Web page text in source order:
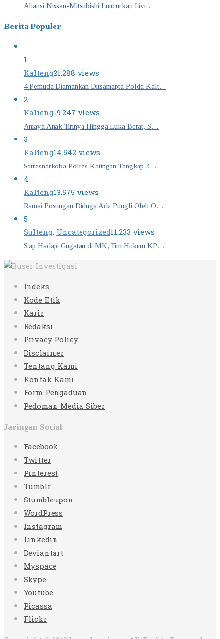
Aliansi Nissan-Mitsubishi Luncurkan Livi…
Berita Populer
1
Kalteng21.288 views
4 Pemuda Diamankan Ditsamapta Polda Kalt…
2
Kalteng19.247 views
Aniaya Anak Tirinya Hingga Luka Berat, S…
3
Kalteng14.542 views
Satresnarkoba Polres Katingan Tangkap 4 …
4
Kalteng13.575 views
Ramai Postingan Diduga Ada Pungli Oleh O…
5
Sulteng,Uncategorized11.233 views
Siap Hadapi Gugatan di MK, Tim Hukum KP…
Indeks
Kode Etik
Karir
Redaksi
Privacy Policy
Disclaimer
Tentang Kami
Kontak Kami
Form Pengaduan
Pedoman Media Siber
Jaringan Social
Facebook
Twitter
Pinterest
Tumblr
Stumbleupon
WordPress
Instagram
Linkedin
Deviantart
Myspace
Skype
Youtube
Picassa
Flickr